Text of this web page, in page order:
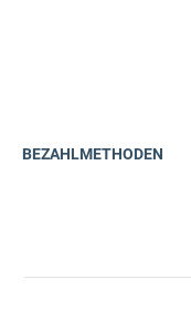
BEZAHLMETHODEN